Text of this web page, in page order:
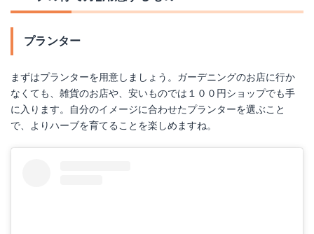
プランター
まずはプランターを用意しましょう。ガーデニングのお店に行か
なくても、雑貨のお店や、安いものでは１００円ショップでも手
に入ります。自分のイメージに合わせたプランターを選ぶこと
で、よりハーブを育てることを楽しめますね。